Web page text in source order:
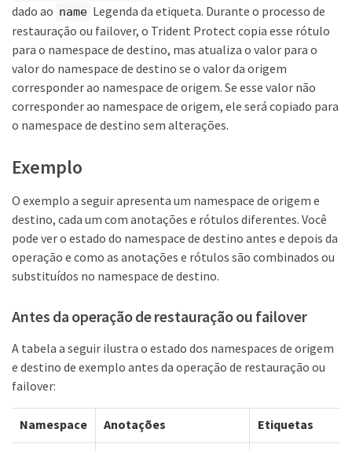
dado ao name Legenda da etiqueta. Durante o processo de
restauração ou failover, o Trident Protect copia esse rótulo
para o namespace de destino, mas atualiza o valor para o
valor do namespace de destino se o valor da origem
corresponder ao namespace de origem. Se esse valor não
corresponder ao namespace de origem, ele será copiado para
o namespace de destino sem alterações.
Exemplo
O exemplo a seguir apresenta um namespace de origem e
destino, cada um com anotações e rótulos diferentes. Você
pode ver o estado do namespace de destino antes e depois da
operação e como as anotações e rótulos são combinados ou
substituídos no namespace de destino.
Antes da operação de restauração ou failover
A tabela a seguir ilustra o estado dos namespaces de origem
e destino de exemplo antes da operação de restauração ou
failover:
Namespace Anotações Etiquetas